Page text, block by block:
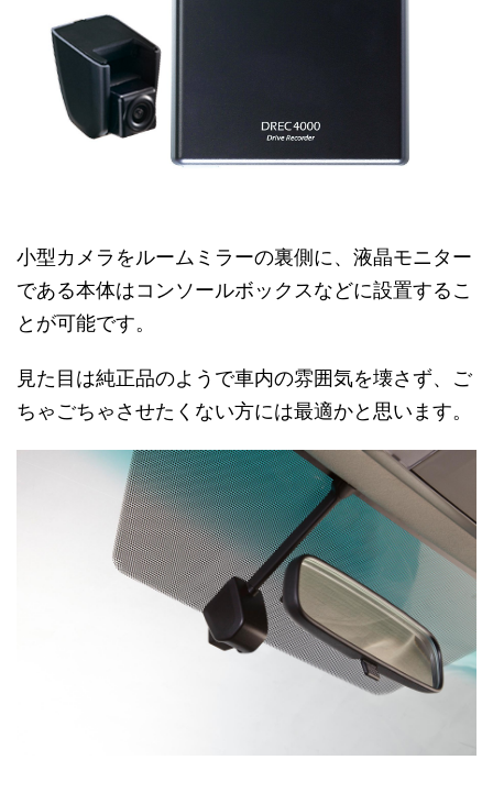
小型カメラをルームミラーの裏側に、液晶モニター
である本体はコンソールボックスなどに設置するこ
とが可能です。
見た目は純正品のようで車内の雰囲気を壊さず、ご
ちゃごちゃさせたくない方には最適かと思います。